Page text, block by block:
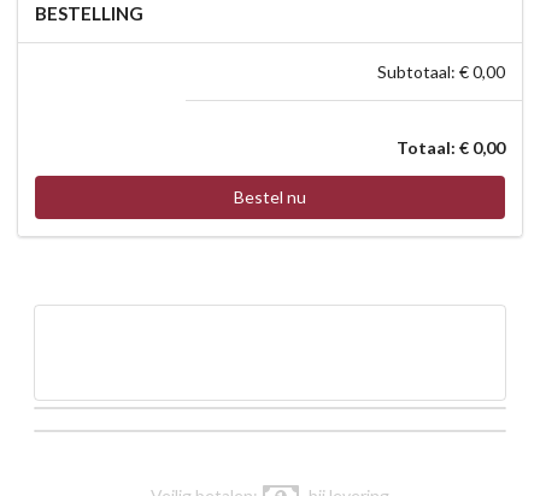
BESTELLING
Subtotaal: € 0,00
Totaal: € 0,00
Bestel nu